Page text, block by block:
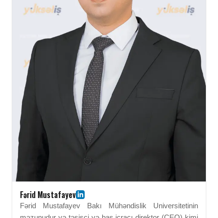
Fərid Mustafayev
Fərid Mustafayev Bakı Mühəndislik Universitetinin